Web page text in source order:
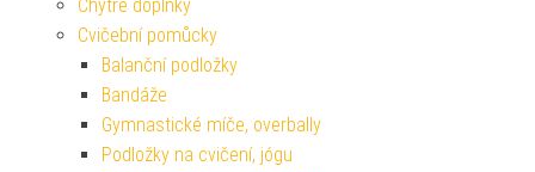
Chytré doplňky
Cvičební pomůcky
Balanční podložky
Bandáže
Gymnastické míče, overbally
Podložky na cvičení, jógu